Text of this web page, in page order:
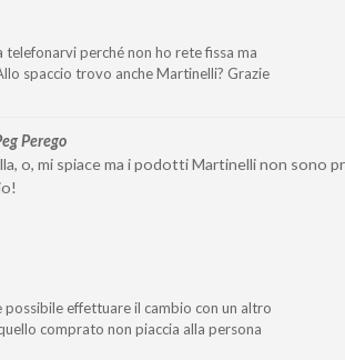
telefonarvi perché non ho rete fissa ma
spaccio trovo anche Martinelli? Grazie
Perego
o, mi spiace ma i podotti Martinelli non sono
possibile effettuare il cambio con un altro
comprato non piaccia alla persona